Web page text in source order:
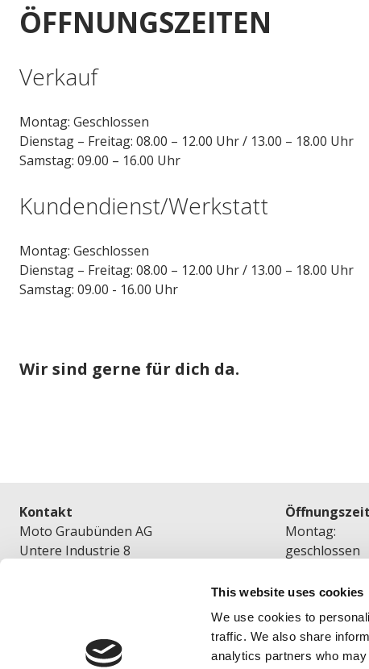
This website uses cookies
We use cookies to
traffic. We also share
analytics partners who
ÖFFNUNGSZEITEN
Verkauf
Montag: Geschlossen
Dienstag – Freitag: 08.00 – 12.00 Uhr / 13.00 – 18.00 Uhr
Samstag: 09.00 – 16.00 Uhr
Kundendienst/Werkstatt
Montag: Geschlossen
Dienstag – Freitag: 08.00 – 12.00 Uhr / 13.00 – 18.00 Uhr
Samstag: 09.00 - 16.00 Uhr
Wir sind gerne für dich da.
Kontakt
Moto Graubünden AG
Untere Industrie 8
Montag:
geschlossen
Dienstag bis
08.00 – 12.00
Samstag: